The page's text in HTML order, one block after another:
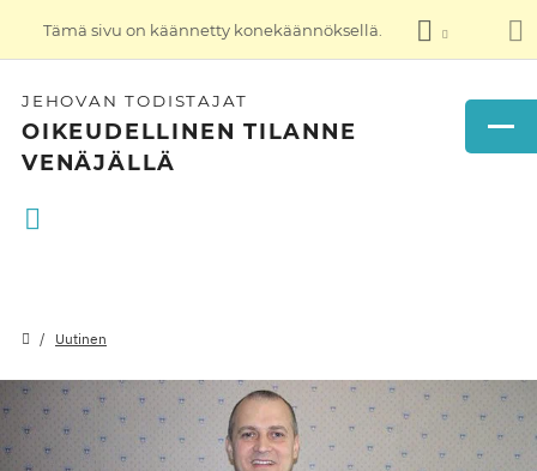
Tämä sivu on käännetty konekäännöksellä.
JEHOVAN TODISTAJAT
OIKEUDELLINEN TILANNE
VENÄJÄLLÄ
Uutinen